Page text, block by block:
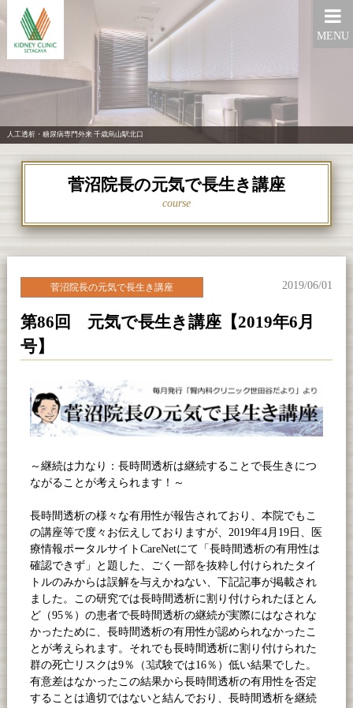
人工透析・糖尿病専門外来 千歳烏山駅北口
MENU
菅沼院長の元気で長生き講座
course
第86回 元気で長生き講座【2019年6月
号】
菅沼院長の元気で長生き講座 2019/06/01
～継続は力なり：長時間透析は継続することで長生きにつ
ながることが考えられます！～
長時間透析の様々な有用性が報告されており、本院でもこ
の講座等で度々お伝えしておりますが、2019年4月 19 日、医
療情報ポータルサイトCareNetにて「長時間透析の有用性は
確認できず」と題した、ごく一部を抜粋し付けられたタイ
トルのみからは誤解を与えかねない、下記記事が掲載され
ました。この研究では長時間透析に割り付けられたほとん
ど（95％）の患者で長時間透析の継続が実際にはなされな
かったために、長時間透析の有用性が認められなかったこ
とが考えられます。それでも長時間透析に割り付けられた
群の死亡リスクは9％（3試験では16％）低い結果でした。
有意差はなかったこの結果から長時間透析の有用性を否定
することは適切ではないと結んでおり、長時間透析を継続